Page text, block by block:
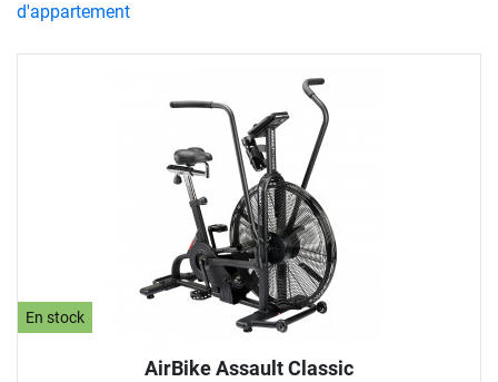
En stock
AirBike Assault Classic
d'appartement